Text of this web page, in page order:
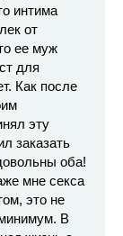
интима
от
ее муж
для
Как после
эту
заказать
оба!
мне секса
это не
минимум. В